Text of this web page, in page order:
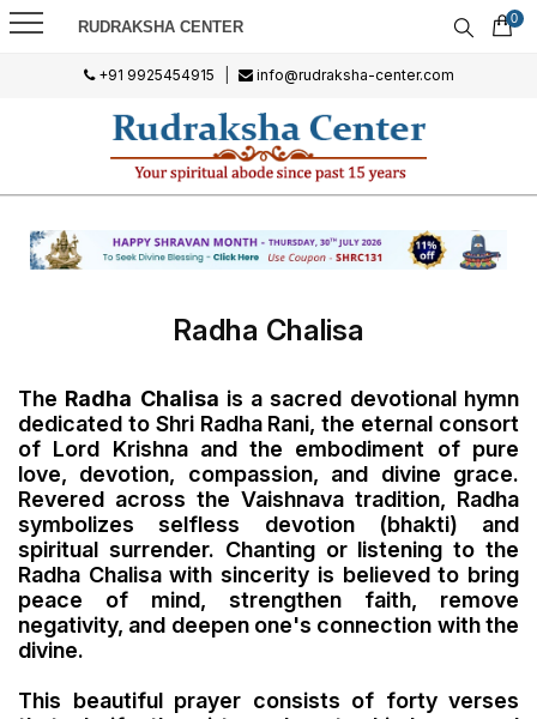
RUDRAKSHA CENTER 0
+91 9925454915 info@rudraksha-center.com
Radha Chalisa
The Radha Chalisa is a sacred devotional hymn
dedicated to Shri Radha Rani, the eternal consort
of Lord Krishna and the embodiment of pure
love, devotion, compassion, and divine grace.
Revered across the Vaishnava tradition, Radha
symbolizes selfless devotion (bhakti) and
spiritual surrender. Chanting or listening to the
Radha Chalisa with sincerity is believed to bring
peace of mind, strengthen faith, remove
negativity, and deepen one's connection with the
divine.
This beautiful prayer consists of forty verses